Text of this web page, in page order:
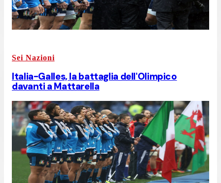
Sei Nazioni
Italia-Galles, la battaglia dell'Olimpico
davanti a Mattarella